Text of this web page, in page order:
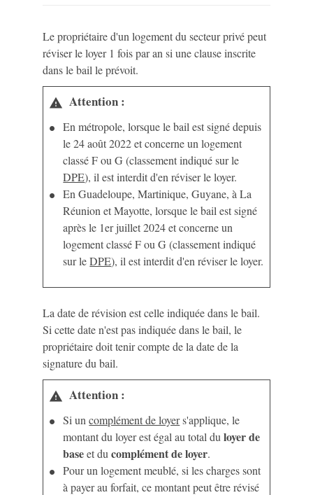
Le propriétaire d'un logement du secteur privé peut
réviser le loyer 1 fois par an si une clause inscrite
dans le bail le prévoit.
warning Attention :
En métropole, lorsque le bail est signé depuis
le 24 août 2022 et concerne un logement
classé F ou G (classement indiqué sur le
DPE), il est interdit d'en réviser le loyer.
En Guadeloupe, Martinique, Guyane, à La
Réunion et Mayotte, lorsque le bail est signé
après le 1erjuillet 2024 et concerne un
logement classé F ou G (classement indiqué
sur leDPE), il est interdit d'en réviser le loyer.
La date de révision est celle indiquée dans le bail.
Si cette date n'est pas indiquée dans le bail, le
propriétaire doit tenir compte de la date de la
signature du bail.
warning Attention :
Si uncomplément de loyers'applique, le
montant du loyer est égal au total duloyer de
baseet ducomplément de loyer.
Pour un logement meublé, si les charges sont
à payer au forfait, ce montant peut être révisé